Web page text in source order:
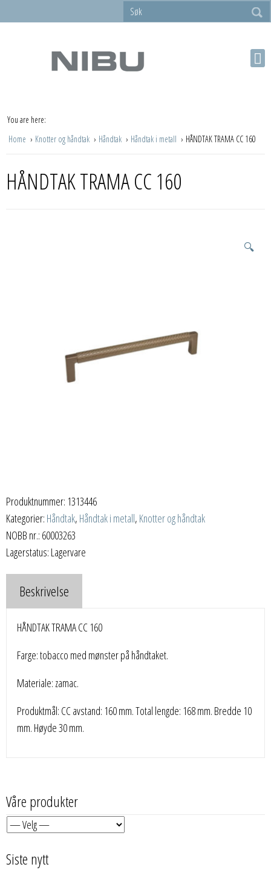
You are here:
Home
Knotter og håndtak Håndtak Håndtak i metall HÅNDTAK TRAMA CC 160
HÅNDTAK TRAMA CC 160
🔍
Produktnummer: 1313446
Kategorier: Håndtak, Håndtak i metall, Knotter og håndtak
NOBB nr.: 60003263
Lagerstatus: Lagervare
Beskrivelse
HÅNDTAK TRAMA CC 160
Farge: tobacco med mønster på håndtaket.
Materiale: zamac.
Produktmål: CC avstand: 160 mm. Total lengde: 168 mm. Bredde 10
mm. Høyde 30 mm.
Våre produkter
Siste nytt